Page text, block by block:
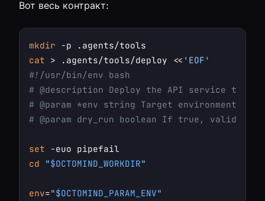
Вот весь контракт:
mkdir
cat > .agents/tools/deploy << 'EOF'
#!/usr/bin/env bash
# @description Deploy the API service to a
# @param *env string Target environment
# @param dry_run boolean If true, validate
set
cd
"$OCTOMIND_WORKDIR"
env="$OCTOMIND_PARAM_ENV"